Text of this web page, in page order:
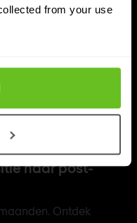
from your use
naar post-
Ontdek